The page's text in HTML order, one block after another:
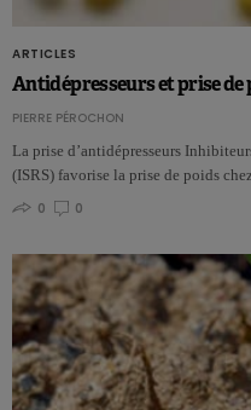
ARTICLES
Antidépresseurs et prise de
PIERRE PÉROCHON
La prise d’antidépresseurs
(ISRS) favorise la prise de poids
0
0